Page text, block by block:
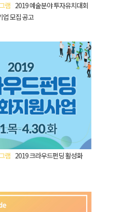
램 2019 예술분야 투자유치대회
업 모집 공고
램 2019 크라우드펀딩 활성화